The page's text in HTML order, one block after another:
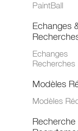
PaintBall
Echanges
Echanges
Recherches
Modèles
Modèles
Recherche